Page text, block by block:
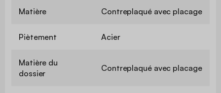
Matière Contreplaqué avec placage
Piètement Acier
Matière du
dossier
Contreplaqué avec placage